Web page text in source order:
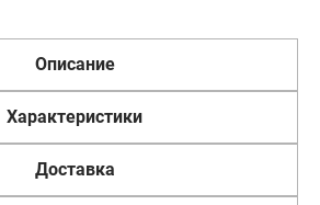
Описание
Характеристики
Доставка